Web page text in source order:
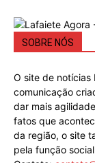
SOBRE NÓS
O site de notícias
comunicação
dar mais
fatos que
da região, o site
pela função